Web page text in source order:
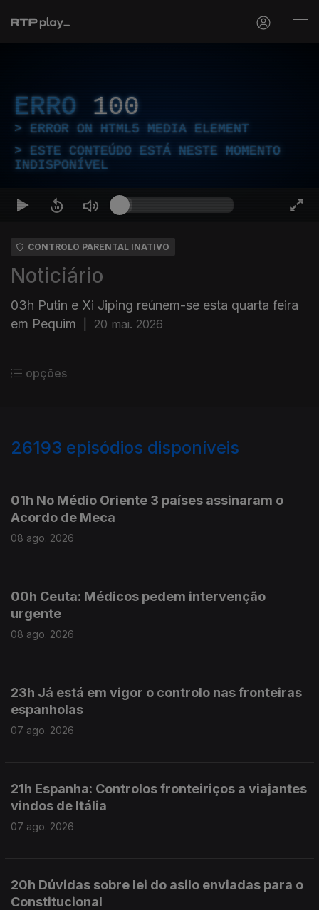
ERRO 100
ERROR ON HTML5 MEDIA ELEMENT
ESTE CONTEÚDO ESTÁ NESTE MOMENTO
INDISPONÍVEL
CONTROLO PARENTAL INATIVO
Noticiário
03h Putin e Xi Jiping reúnem-se esta quarta feira
em Pequim
20 mai. 2026
opções
26193 episódios disponíveis
01h No Médio Oriente 3 países assinaram o
Acordo de Meca
08 ago. 2026
00h Ceuta: Médicos pedem intervenção
urgente
08 ago. 2026
23h Já está em vigor o controlo nas fronteiras
espanholas
07 ago. 2026
21h Espanha: Controlos fronteiriços a viajantes
vindos de Itália
07 ago. 2026
20h Dúvidas sobre lei do asilo enviadas para o
Constitucional